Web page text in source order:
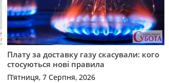
Плату за доставку газу скасували: кого
стосуються нові правила
П’ятниця, 7 Серпня, 2026